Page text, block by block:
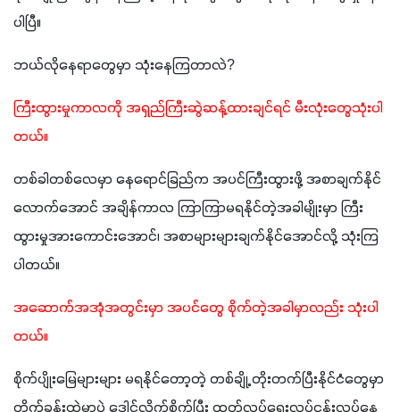
ပါပြီ။
ဘယ်လိုနေရာတွေမှာ သုံးနေကြတာလဲ?
ကြီးထွားမှုကာလကို အရှည်ကြီးဆွဲဆန့်ထားချင်ရင် မီးလုံးတွေသုံးပါ
တယ်။
တစ်ခါတစ်လေမှာ နေရောင်ခြည်က အပင်ကြီးထွားဖို့ အစာချက်နိုင်
လောက်အောင် အချိန်ကာလ ကြာကြာမရနိုင်တဲ့အခါမျိုးမှာ ကြီး
ထွားမှုအားကောင်းအောင်၊ အစာများများချက်နိုင်အောင်လို့ သုံးကြ
ပါတယ်။
အဆောက်အအုံအတွင်းမှာ အပင်တွေ စိုက်တဲ့အခါမှာလည်း သုံးပါ
တယ်။
စိုက်ပျိုးမြေများများ မရနိုင်တော့တဲ့ တစ်ချို့ တိုးတက်ပြီးနိုင်ငံတွေမှာ
တိုက်ခန်းထဲမှာပဲ ဒေါင်လိုက်စိုက်ပြီး ထုတ်လုပ်ရေးလုပ်ငန်းလုပ်နေ